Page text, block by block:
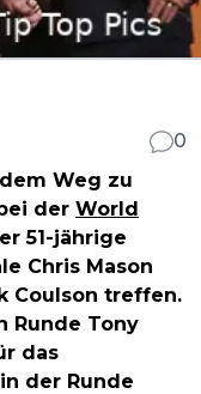
0
Weg zu
der World
51-jährige
Chris Mason
Coulson treffen.
Runde Tony
das
der Runde